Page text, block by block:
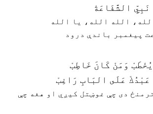
نَبِيِّ الشَّفَاعَةْ
الله الله، یا الله
پیغمبر باندې درود
وَمَنْ كَانَ خَاطِبْ
عَبْدُكْ عَلَى البَابِ رَاغِبْ
دی چې غوښتل کیږي او هغه چې